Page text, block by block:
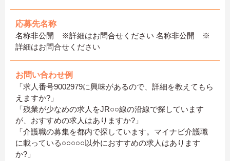
応募先名称
名称非公開 ※詳細はお問合せください 名称非公開 ※
詳細はお問合せください
お問い合わせ例
「求人番号9002979に興味があるので、詳細を教えてもら
えますか?」
「残業が少なめの求人をJR○○線の沿線で探しています
が、おすすめの求人はありますか?」
「介護職の募集を都内で探しています。マイナビ介護職
に載っている○○○○○以外におすすめの求人はあります
か?」